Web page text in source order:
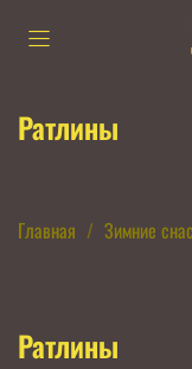
Ратлины
Главная Зимние
Ратлины